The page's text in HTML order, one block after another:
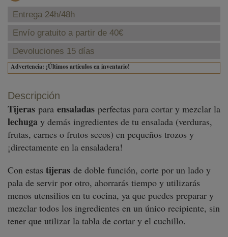
Entrega 24h/48h
Envío gratuito a partir de 40€
Devoluciones 15 días
Advertencia: ¡Últimos artículos en inventario!
Descripción
Tijeras para ensaladas perfectas para cortar y mezclar la
lechuga y demás ingredientes de tu ensalada (verduras,
frutas, carnes o frutos secos) en pequeños trozos y
¡directamente en la ensaladera!
Con estas tijeras de doble función, corte por un lado y
pala de servir por otro, ahorrarás tiempo y utilizarás
menos utensilios en tu cocina, ya que puedes preparar y
mezclar todos los ingredientes en un único recipiente, sin
tener que utilizar la tabla de cortar y el cuchillo.